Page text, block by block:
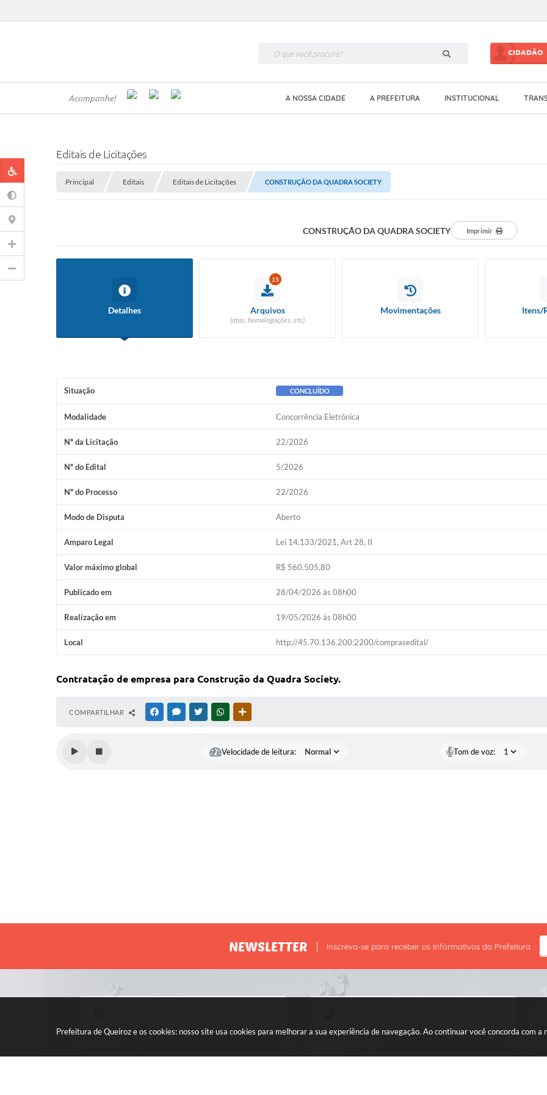
Prefeitura de Queiroz e os cookies: nosso site usa cookies para melhorar a sua experiência de navegação. Ao continuar você concorda com a
CIDADÃO
Acompanhe! A NOSSA CIDADE A PREFEITURA INSTITUCIONAL
Editais de Licitações
Principal Editais Editais de Licitações CONSTRUÇÃO DA QUADRA SOCIETY
CONSTRUÇÃO DA QUADRA SOCIETY Imprimir
Detalhes
15
Arquivos
(atas, homologações, etc)
Movimentações Itens/
Situação CONCLUÍDO
Modalidade Concorrência Eletrônica
Nº da Licitação 22/2026
Nº do Edital 5/2026
Nº do Processo 22/2026
Modo de Disputa Aberto
Amparo Legal Lei 14.133/2021, Art 28, II
Valor máximo global R$ 560.505,80
Publicado em 28/04/2026 às 08h00
Realização em 19/05/2026 às 08h00
Local http://45.70.136.200:2200/comprasedital/
Contratação de empresa para Construção da Quadra Society.
COMPARTILHAR FACEBOOKMESSENGER
TWITTERWHATSAPP
Velocidade de leitura: Tom de voz:
NEWSLETTER Inscreva-se para receber os Informativos da Prefeitura